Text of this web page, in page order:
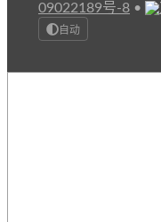
09022189号-8 •
自动